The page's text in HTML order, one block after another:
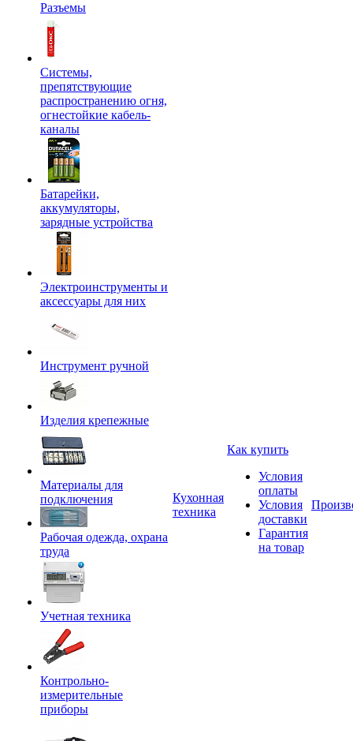
Разъемы
Системы,
препятствующие
распространению огня,
огнестойкие кабель-
каналы
Батарейки,
аккумуляторы,
зарядные устройства
Электроинструменты и
аксессуары для них
Инструмент ручной
Изделия крепежные
Материалы для
подключения
Рабочая одежда, охрана
труда
Учетная техника
Контрольно-
измерительные
приборы
Кухонная
техника
Как купить
Условия
оплаты
Условия
доставки
Гарантия
на товар